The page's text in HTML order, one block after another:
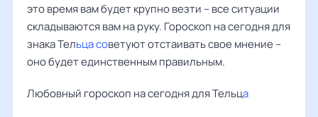
это время вам будет крупно везти – все ситуации
складываются вам на руку. Гороскоп на сегодня для
знака Тельца советуют отстаивать свое мнение –
оно будет единственным правильным.
Любовный гороскоп на сегодня для Тельца